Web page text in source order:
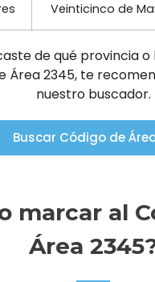
Veinticinco de
de qué provincia
Área 2345, te
nuestro buscador.
Buscar Código de
marcar al
Área